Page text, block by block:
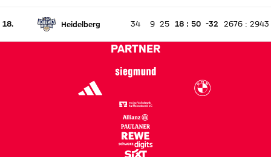
18.
Heidelberg 34 9 25 18 : 50 -32 2676 : 2943
PARTNER